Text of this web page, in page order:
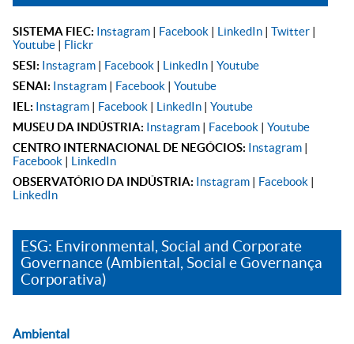
SISTEMA FIEC: Instagram | Facebook | LinkedIn | Twitter |
Youtube | Flickr
SESI: Instagram | Facebook | LinkedIn | Youtube
SENAI: Instagram | Facebook | Youtube
IEL: Instagram | Facebook | LinkedIn | Youtube
MUSEU DA INDÚSTRIA: Instagram | Facebook | Youtube
CENTRO INTERNACIONAL DE NEGÓCIOS: Instagram |
Facebook | LinkedIn
OBSERVATÓRIO DA INDÚSTRIA: Instagram | Facebook |
LinkedIn
ESG: Environmental, Social and Corporate
Governance (Ambiental, Social e Governança
Corporativa)
Ambiental